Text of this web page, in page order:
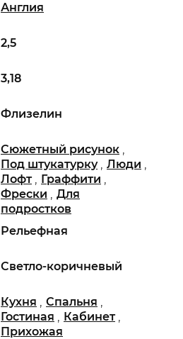
2,5
3,18
Светло-коричневый
Сюжетный рисунок ,
Под штукатурку , Люди ,
Лофт , Граффити ,
Фрески , Для
подростков
Флизелин
Кухня , Спальня ,
Гостиная , Кабинет ,
Прихожая
Англия
Рельефная